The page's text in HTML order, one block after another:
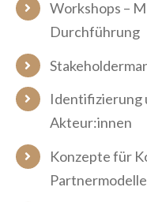
Workshops –
Durchführung
Identifizierung
Akteur:innen
Konzepte für
Partnermodelle